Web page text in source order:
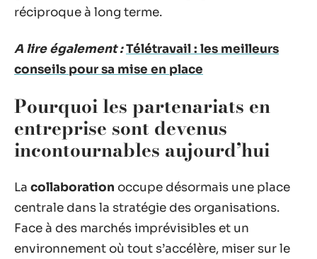
réciproque à long terme.
A lire également :Télétravail : les meilleurs
conseils pour sa mise en place
Pourquoi les partenariats en
entreprise sont devenus
incontournables aujourd’hui
La collaboration occupe désormais une place
centrale dans la stratégie des organisations.
Face à des marchés imprévisibles et un
environnement où tout s’accélère, miser sur le